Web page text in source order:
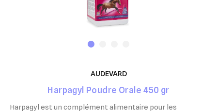
AUDEVARD
Harpagyl Poudre Orale 450 gr
Harpagyl est un complément alimentaire pour les